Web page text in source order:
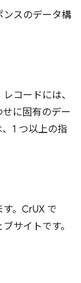
ンスのデータ構
コードには、
に固有のデー
1 つ以上の指
。CrUX で
サイトです。